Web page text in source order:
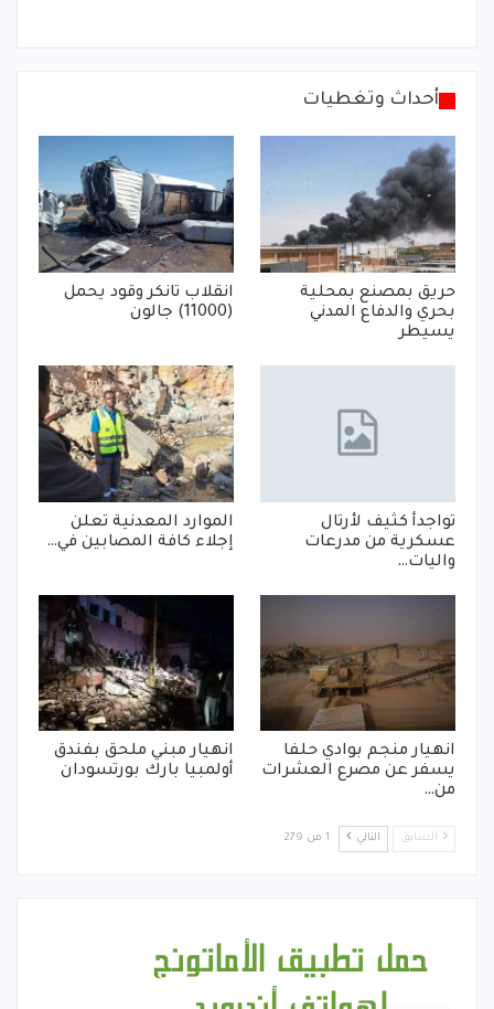
أحداث وتغطيات
حريق بمصنع بمحلية
بحري والدفاع المدني
يسيطر
انقلاب تانكر وقود يحمل
(11000) جالون
تواجدأ كثيف لأرتال
عسكرية من مدرعات
واليات…
الموارد المعدنية تعلن
إجلاء كافة المصابين في…
انهيار منجم بوادي حلفا
يسفر عن مصرع العشرات
من…
انهيار مبني ملحق بفندق
أولمبيا بارك بورتسودان
السابق التالي 1 من 279